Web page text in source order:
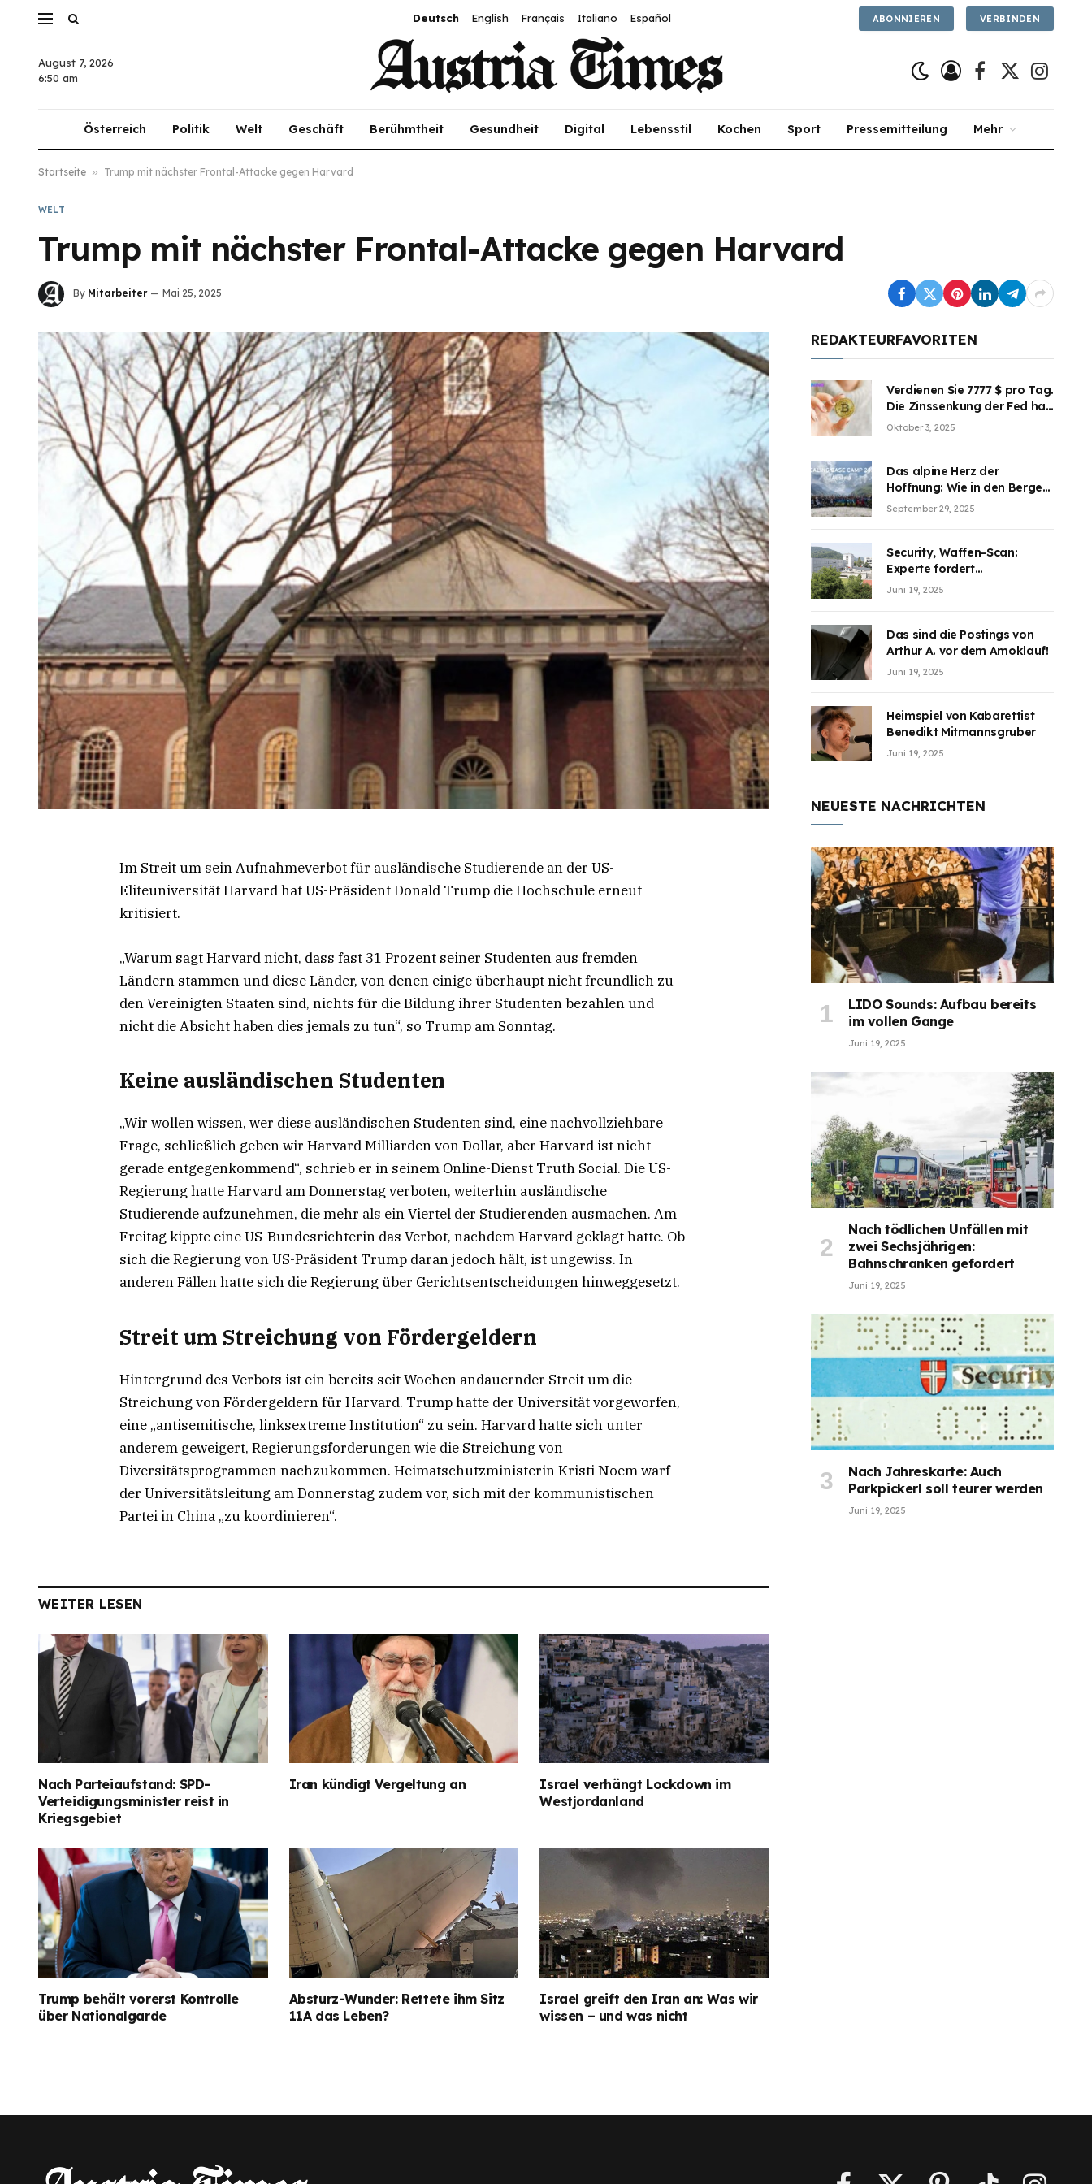
Deutsch English Français Italiano Español ABONNIEREN VERBINDEN
August 7, 2026
6:50 am
Facebook
X
Österreich Politik Welt Geschäft Berühmtheit Gesundheit Digital Lebensstil Kochen Sport Pressemitteilung Mehr
Startseite » Trump mit nächster Frontal-Attacke gegen Harvard
WELT
Trump mit nächster Frontal-Attacke gegen Harvard
By Mitarbeiter Mai 25, 2025
Im Streit um sein Aufnahmeverbot für ausländische Studierende an der US-
Eliteuniversität Harvard hat US-Präsident Donald Trump die Hochschule erneut
kritisiert.
„Warum sagt Harvard nicht, dass fast 31 Prozent seiner Studenten aus fremden
Ländern stammen und diese Länder, von denen einige überhaupt nicht freundlich zu
den Vereinigten Staaten sind, nichts für die Bildung ihrer Studenten bezahlen und
nicht die Absicht haben dies jemals zu tun“, so Trump am Sonntag.
Keine ausländischen Studenten
„Wir wollen wissen, wer diese ausländischen Studenten sind, eine nachvollziehbare
Frage, schließlich geben wir Harvard Milliarden von Dollar, aber Harvard ist nicht
gerade entgegenkommend“, schrieb er in seinem Online-Dienst Truth Social. Die US-
Regierung hatte Harvard am Donnerstag verboten, weiterhin ausländische
Studierende aufzunehmen, die mehr als ein Viertel der Studierenden ausmachen. Am
Freitag kippte eine US-Bundesrichterin das Verbot, nachdem Harvard geklagt hatte. Ob
sich die Regierung von US-Präsident Trump daran jedoch hält, ist ungewiss. In
anderen Fällen hatte sich die Regierung über Gerichtsentscheidungen hinweggesetzt.
Streit um Streichung von Fördergeldern
Hintergrund des Verbots ist ein bereits seit Wochen andauernder Streit um die
Streichung von Fördergeldern für Harvard. Trump hatte der Universität vorgeworfen,
eine „antisemitische, linksextreme Institution“ zu sein. Harvard hatte sich unter
anderem geweigert, Regierungsforderungen wie die Streichung von
Diversitätsprogrammen nachzukommen. Heimatschutzministerin Kristi Noem warf
der Universitätsleitung am Donnerstag zudem vor, sich mit der kommunistischen
Partei in China „zu koordinieren“.
WEITER LESEN
Nach Parteiaufstand: SPD-
Verteidigungsminister reist in
Kriegsgebiet
Iran kündigt Vergeltung an
Israel verhängt Lockdown im
Westjordanland
Trump behält vorerst Kontrolle
über Nationalgarde
Absturz-Wunder: Rettete ihm Sitz
11A das Leben?
Israel greift den Iran an: Was wir
wissen – und was nicht
REDAKTEURFAVORITEN
Verdienen Sie 7777 $ pro Tag.
Die Zinssenkung der Fed hat
die Aufmerksamkeit des
teilzuhaben
Oktober 3, 2025
Das alpine Herz der
Hoffnung: Wie in den Bergen
Österreichs die unsichtbaren
September 29, 2025
Security, Waffen-Scan:
Experte fordert
Sicherheitsdiskussion an
Juni 19, 2025
Das sind die Postings von
Arthur A. vor dem Amoklauf!
Juni 19, 2025
Heimspiel von Kabarettist
Benedikt Mitmannsgruber
Juni 19, 2025
NEUESTE NACHRICHTEN
LIDO Sounds: Aufbau bereits
im vollen Gange
Juni 19, 2025
Nach tödlichen Unfällen mit
zwei Sechsjährigen:
Bahnschranken gefordert
Juni 19, 2025
Nach Jahreskarte: Auch
Parkpickerl soll teurer werden
Juni 19, 2025